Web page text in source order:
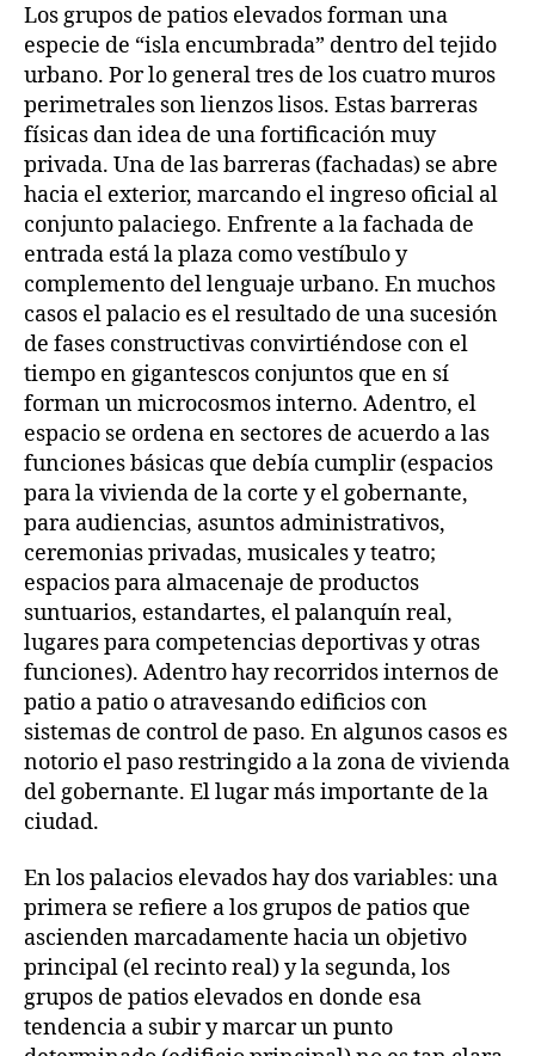
Los grupos de patios elevados forman una
especie de “isla encumbrada” dentro del tejido
urbano. Por lo general tres de los cuatro muros
perimetrales son lienzos lisos. Estas barreras
físicas dan idea de una fortificación muy
privada. Una de las barreras (fachadas) se abre
hacia el exterior, marcando el ingreso oficial al
conjunto palaciego. Enfrente a la fachada de
entrada está la plaza como vestíbulo y
complemento del lenguaje urbano. En muchos
casos el palacio es el resultado de una sucesión
de fases constructivas convirtiéndose con el
tiempo en gigantescos conjuntos que en sí
forman un microcosmos interno. Adentro, el
espacio se ordena en sectores de acuerdo a las
funciones básicas que debía cumplir (espacios
para la vivienda de la corte y el gobernante,
para audiencias, asuntos administrativos,
ceremonias privadas, musicales y teatro;
espacios para almacenaje de productos
suntuarios, estandartes, el palanquín real,
lugares para competencias deportivas y otras
funciones). Adentro hay recorridos internos de
patio a patio o atravesando edificios con
sistemas de control de paso. En algunos casos es
notorio el paso restringido a la zona de vivienda
del gobernante. El lugar más importante de la
ciudad.
En los palacios elevados hay dos variables: una
primera se refiere a los grupos de patios que
ascienden marcadamente hacia un objetivo
principal (el recinto real) y la segunda, los
grupos de patios elevados en donde esa
tendencia a subir y marcar un punto